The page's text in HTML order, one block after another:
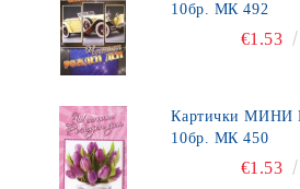
10бр. МК 492
€1.53
Картички МИНИ ПЕНТАГРАМ К-т
10бр. МК 450
€1.53